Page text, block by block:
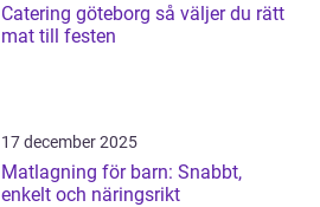
Catering göteborg så väljer du rätt
mat till festen
17 december 2025
Matlagning för barn: Snabbt,
enkelt och näringsrikt